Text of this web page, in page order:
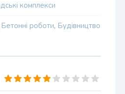
комплекси
Бетонні роботи, Будівництво